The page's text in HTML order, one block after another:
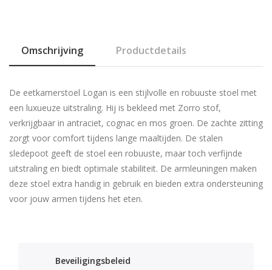
Omschrijving Productdetails
De eetkamerstoel Logan is een stijlvolle en robuuste stoel met
een luxueuze uitstraling. Hij is bekleed met Zorro stof,
verkrijgbaar in antraciet, cognac en mos groen. De zachte zitting
zorgt voor comfort tijdens lange maaltijden. De stalen
sledepoot geeft de stoel een robuuste, maar toch verfijnde
uitstraling en biedt optimale stabiliteit. De armleuningen maken
deze stoel extra handig in gebruik en bieden extra ondersteuning
voor jouw armen tijdens het eten.
Beveiligingsbeleid